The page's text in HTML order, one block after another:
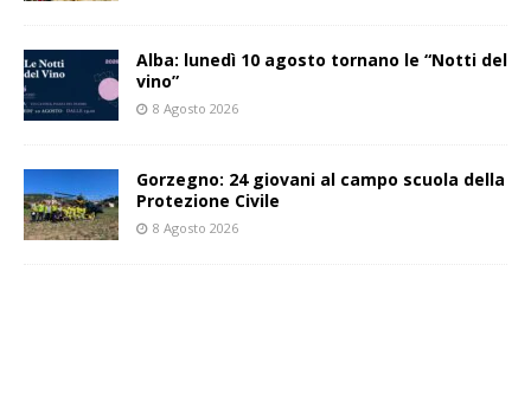
Alba: lunedì 10 agosto tornano le “Notti del
vino”
8 Agosto 2026
Gorzegno: 24 giovani al campo scuola della
Protezione Civile
8 Agosto 2026